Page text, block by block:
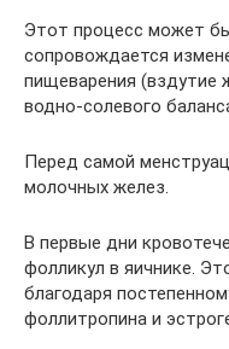
Этот процесс может
сопровождается
пищеварения (вздутие
водно-солевого
Перед самой
молочных желез.
В первые дни
фолликул в яичнике.
благодаря
фоллитропина и